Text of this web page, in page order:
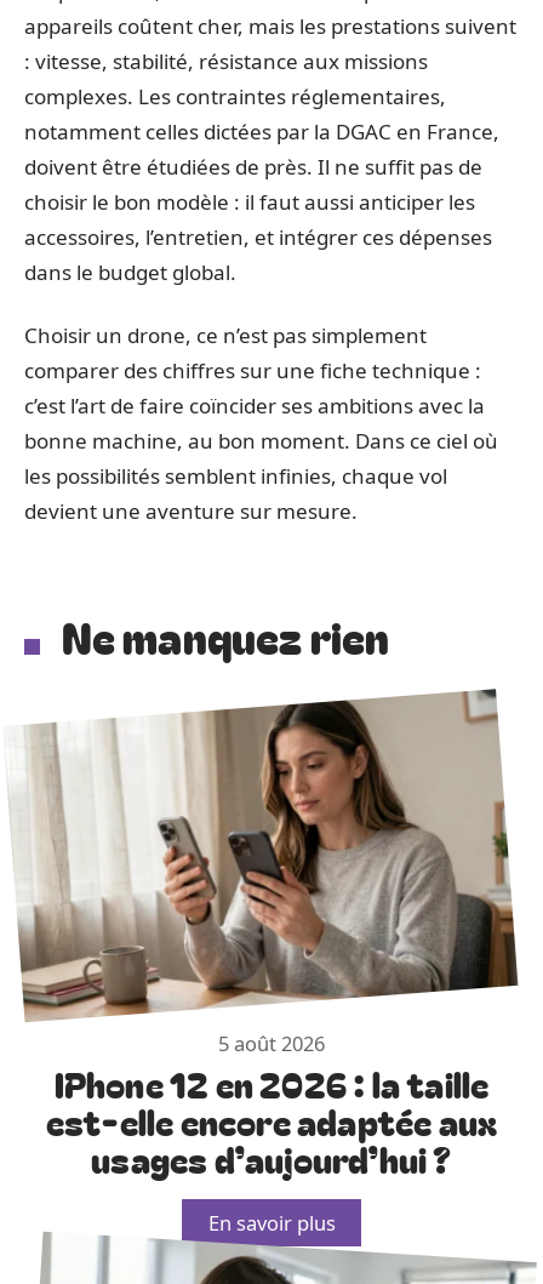
appareils coûtent cher, mais les prestations suivent
: vitesse, stabilité, résistance aux missions
complexes. Les contraintes réglementaires,
notamment celles dictées par la DGAC en France,
doivent être étudiées de près. Il ne suffit pas de
choisir le bon modèle : il faut aussi anticiper les
accessoires, l’entretien, et intégrer ces dépenses
dans le budget global.
Choisir un drone, ce n’est pas simplement
comparer des chiffres sur une fiche technique :
c’est l’art de faire coïncider ses ambitions avec la
bonne machine, au bon moment. Dans ce ciel où
les possibilités semblent infinies, chaque vol
devient une aventure sur mesure.
Ne manquez rien
5 août 2026
IPhone 12 en 2026 : la taille
est-elle encore adaptée aux
usages d’aujourd’hui ?
En savoir plus